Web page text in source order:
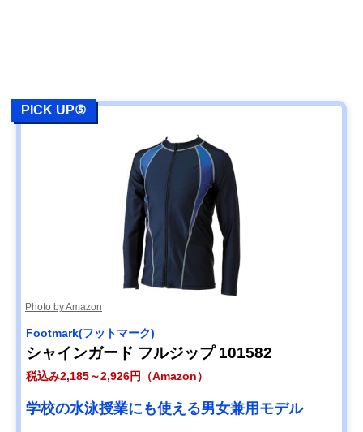
PICK UP⑤
Photo by Amazon
Footmark(フットマーク)
シャインガード フルジップ 101582
税込み2,185～2,926円（Amazon）
学校の水泳授業にも使える男女兼用モデル